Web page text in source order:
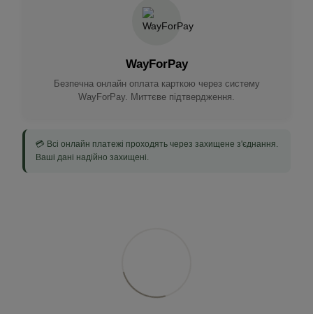
WayForPay
Безпечна онлайн оплата карткою через систему
WayForPay. Миттєве підтвердження.
💳 Всі онлайн платежі проходять через захищене з'єднання.
Ваші дані надійно захищені.